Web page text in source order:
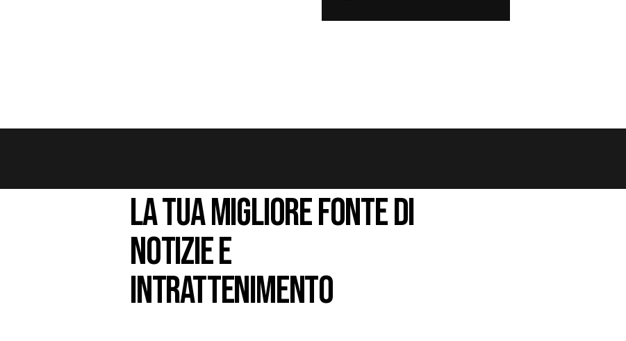
LA TUA MIGLIORE FONTE DI
NOTIZIE E
INTRATTENIMENTO